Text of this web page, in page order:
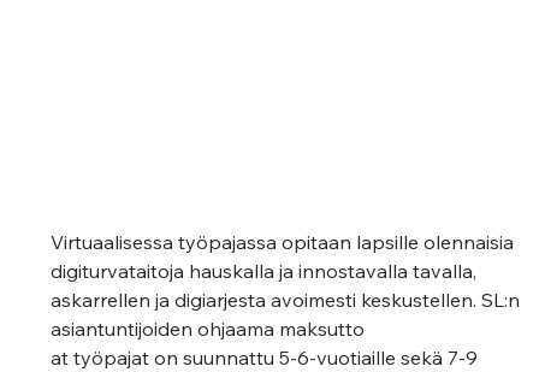
Virtuaalisessa työpajassa opitaan lapsille olennaisia
digiturvataitoja hauskalla ja innostavalla tavalla,
askarrellen ja digiarjesta avoimesti keskustellen. SL:n
asiantuntijoiden ohjaama maksutto
at työpajat on suunnattu 5-6-vuotiaille sekä 7-9